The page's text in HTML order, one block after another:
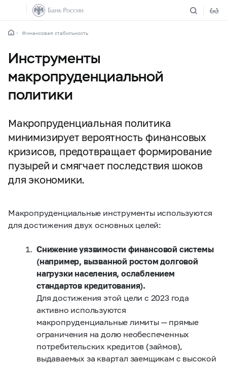
Финансовая стабильность
Инструменты
макропруденциальной
политики
Макропруденциальная политика
минимизирует вероятность финансовых
кризисов, предотвращает формирование
пузырей и смягчает последствия шоков
для экономики.
Макропруденциальные инструменты используются
для достижения двух основных целей:
Снижение уязвимости финансовой системы
(например, вызванной ростом долговой
нагрузки населения, ослаблением
стандартов кредитования).
Для достижения этой цели с 2023 года
активно используются
макропруденциальные лимиты — прямые
ограничения на долю необеспеченных
потребительских кредитов (займов),
выдаваемых за квартал заемщикам с высокой